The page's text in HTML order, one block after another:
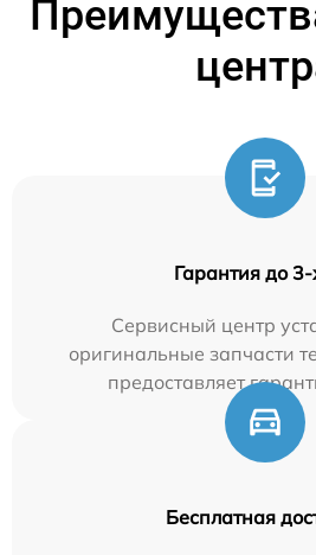
Гарантия до 3-
Сервисный центр
оригинальные запчасти
предоставляет
Бесплатная